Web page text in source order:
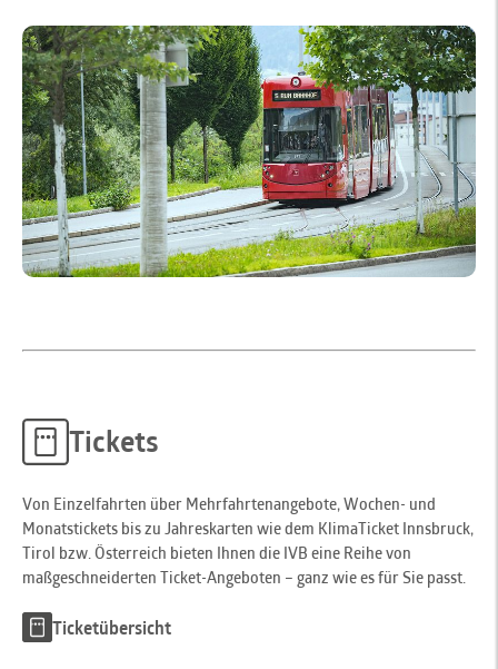
Tickets
Von Einzelfahrten über Mehrfahrtenangebote, Wochen- und
Monatstickets bis zu Jahreskarten wie dem KlimaTicket Innsbruck,
Tirol bzw. Österreich bieten Ihnen die IVB eine Reihe von
maßgeschneiderten Ticket-Angeboten – ganz wie es für Sie passt.
Ticketübersicht